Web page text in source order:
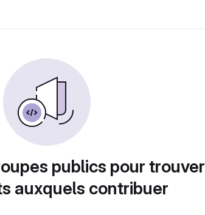
publics pour trouver
auxquels contribuer